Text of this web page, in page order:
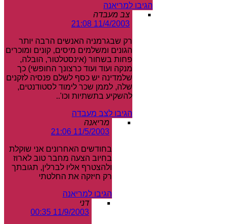
הגיבו למריאנה
צב מעבדה
11/4/2003 21:08
רק שבגרמניה האנשים הרבה יותר
הגונים ומשלמים מיסים, קונים ומוכרים
פחות בשחור (אינסטלטור, הובלה,
מנקה ועוד ועוד כרצונך החופשי) כך
שלמדינה יש כסף לשלם פנסיה לזקנים
שלה, לממן שכר לימוד לסטודנטים,
להשקיע בתשתיות וכו'..
הגיבו לצב מעבדה
מריאנה
11/5/2003 21:06
בחודשים האחרונים אני שוקלת
בחיוב הצעה מחבר טוב לארוז
ולהצטרף אליו לברלין, תגובתך
רק חיזקה את החלטתי
הגיבו למריאנה
דני
11/9/2003 00:35